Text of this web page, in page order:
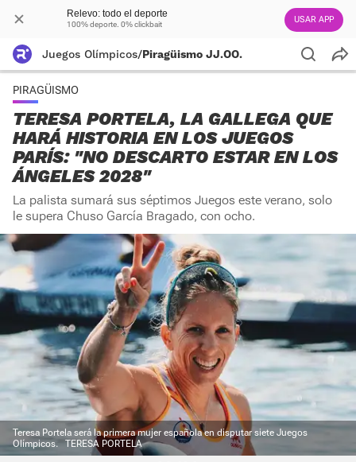
Relevo: todo el deporte
100% deporte. 0% clickbait USAR APP
Juegos Olímpicos/Piragüismo JJ.OO.
PIRAGÜISMO
TERESA PORTELA, LA GALLEGA QUE
HARÁ HISTORIA EN LOS JUEGOS
PARÍS: "NO DESCARTO ESTAR EN LOS
ÁNGELES 2028"
La palista sumará sus séptimos Juegos este verano, solo
le supera Chuso García Bragado, con ocho.
Teresa Portela será la primera mujer española en disputar siete Juegos
Olímpicos.
TERESA PORTELA